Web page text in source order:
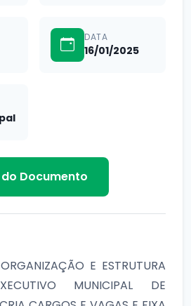
DATA
16/01/2025
Documento
E ESTRUTURA
MUNICIPAL DE